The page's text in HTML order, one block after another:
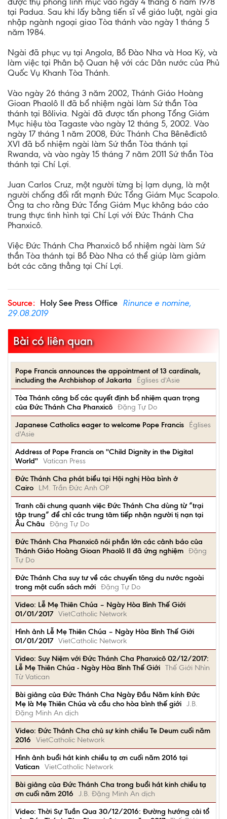
tại Padua. Sau khi lấy bằng tiến sĩ về giáo luật, ngài gia
nhập ngành ngoại giao Tòa thánh vào ngày 1 tháng 5
năm 1984.
Ngài đã phục vụ tại Angola, Bồ Đào Nha và Hoa Kỳ, và
làm việc tại Phân bộ Quan hệ với các Dân nước của Phủ
Quốc Vụ Khanh Tòa Thánh.
Vào ngày 26 tháng 3 năm 2002, Thánh Giáo Hoàng
Gioan Phaolô II đã bổ nhiệm ngài làm Sứ thần Tòa
thánh tại Bôlivia. Ngài đã được tấn phong Tổng Giám
Mục hiệu tòa Tagaste vào ngày 12 tháng 5, 2002. Vào
ngày 17 tháng 1 năm 2008, Đức Thánh Cha Bênêđictô
XVI đã bổ nhiệm ngài làm Sứ thần Tòa thánh tại
Rwanda, và vào ngày 15 tháng 7 năm 2011 Sứ thần Tòa
thánh tại Chí Lợi.
Juan Carlos Cruz, một người từng bị lạm dụng, là một
người chống đối rất mạnh Đức Tổng Giám Mục Scapolo.
Ông ta cho rằng Đức Tổng Giám Mục không báo cáo
trung thực tình hình tại Chí Lợi với Đức Thánh Cha
Phanxicô.
Việc Đức Thánh Cha Phanxicô bổ nhiệm ngài làm Sứ
thần Tòa thánh tại Bồ Đào Nha có thể giúp làm giảm
bớt các căng thẳng tại Chí Lợi.
Source: Holy See Press Office Rinunce e nomine,
29.08.2019
Bài có liên quan
Pope Francis announces the appointment of 13 cardinals,
including the Archbishop of Jakarta
Églises d'Asie
Tòa Thánh công bố các quyết định bổ nhiệm quan trọng
của Đức Thánh Cha Phanxicô Đặng Tự Do
Japanese Catholics eager to welcome Pope Francis
Églises
d'Asie
Address of Pope Francis on ''Child Dignity in the Digital
World'' Vatican Press
Đức Thánh Cha phát biểu tại Hội nghị Hòa bình ở
Cairo
LM. Trần Đức Anh OP
Tranh cãi chung quanh việc Đức Thánh Cha dùng từ “trại
tập trung” để chỉ các trung tâm tiếp nhận người tị nạn tại
Âu Châu Đặng Tự Do
Đức Thánh Cha Phanxicô nói phần lớn các cảnh báo của
Thánh Giáo Hoàng Gioan Phaolô II đã ứng nghiệm Đặng
Tự Do
Đức Thánh Cha suy tư về các chuyến tông du nước ngoài
trong một cuốn sách mới Đặng Tự Do
Video: Lễ Mẹ Thiên Chúa – Ngày Hòa Bình Thế Giới
01/01/2017 VietCatholic Network
Hình ảnh Lễ Mẹ Thiên Chúa – Ngày Hòa Bình Thế Giới
01/01/2017 VietCatholic Network
Video: Suy Niệm với Đức Thánh Cha Phanxicô 02/12/2017:
Lễ Mẹ Thiên Chúa - Ngày Hòa Bình Thế Giới Thế Giới Nhìn
Từ Vatican
Bài giảng của Đức Thánh Cha Ngày Đầu Năm kính Đức
Mẹ là Mẹ Thiên Chúa và cầu cho hòa bình thế giới J.B.
Đặng Minh An dịch
Video: Đức Thánh Cha chủ sự kinh chiều Te Deum cuối năm
2016
VietCatholic Network
Hình ảnh buổi hát kinh chiều tạ ơn cuối năm 2016 tại
Vatican VietCatholic Network
Bài giảng của Đức Thánh Cha trong buổi hát kinh chiều tạ
ơn cuối năm 2016
J.B. Đặng Minh An dịch
Video: Thời Sự Tuần Qua 30/12/2016: Đường hướng cải tổ